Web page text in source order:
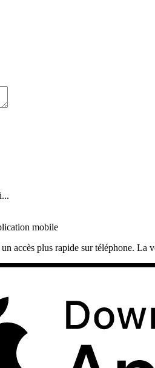
mobile
accès plus rapide sur téléphone. La